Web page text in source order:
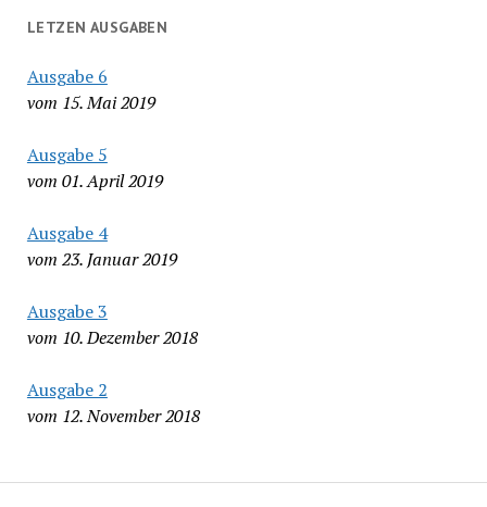
LETZEN AUSGABEN
Ausgabe 6
vom 15. Mai 2019
Ausgabe 5
vom 01. April 2019
Ausgabe 4
vom 23. Januar 2019
Ausgabe 3
vom 10. Dezember 2018
Ausgabe 2
vom 12. November 2018